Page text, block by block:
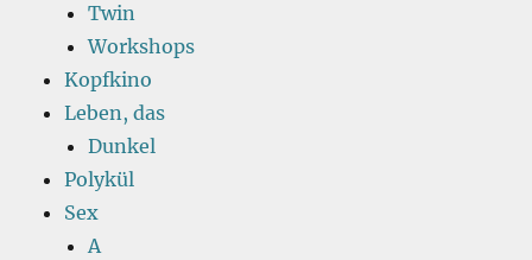
Twin
Workshops
Kopfkino
Leben, das
Dunkel
Polykül
Sex
A